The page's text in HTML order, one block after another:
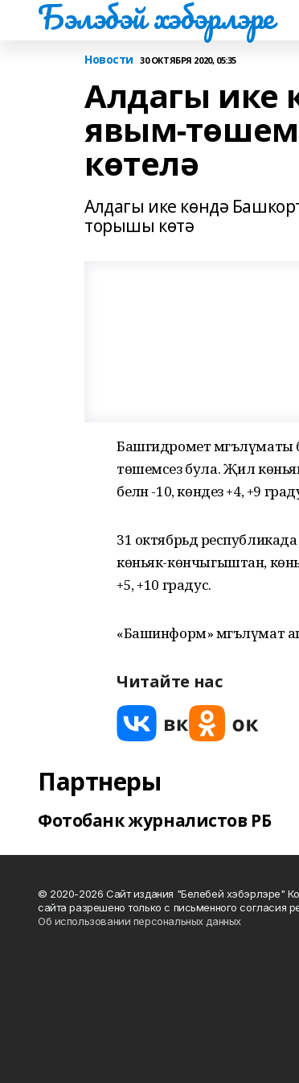
Бэлэбэй хэбэрлэре
Новости 30 ОКТЯБРЯ 2020, 05:35
Алдагы ике
явым-
көтелә
Алдагы ике көндә
торышы көтә
Башгидромет мәгълүматы
төшемсез була. Җил
белән -10, көндез +4, +9
31 октябрьдә
көньяк-көнчыгыштан,
+5, +10 градус.
«Башинформ» мәгълүмат
Читайте нас
Партнеры
Фотобанк журналистов РБ
© 2020-2026 Сайт издания "Белебей хэбэрлэре"
сайта разрешено только с письменного согласия
Об использовании персональных данных